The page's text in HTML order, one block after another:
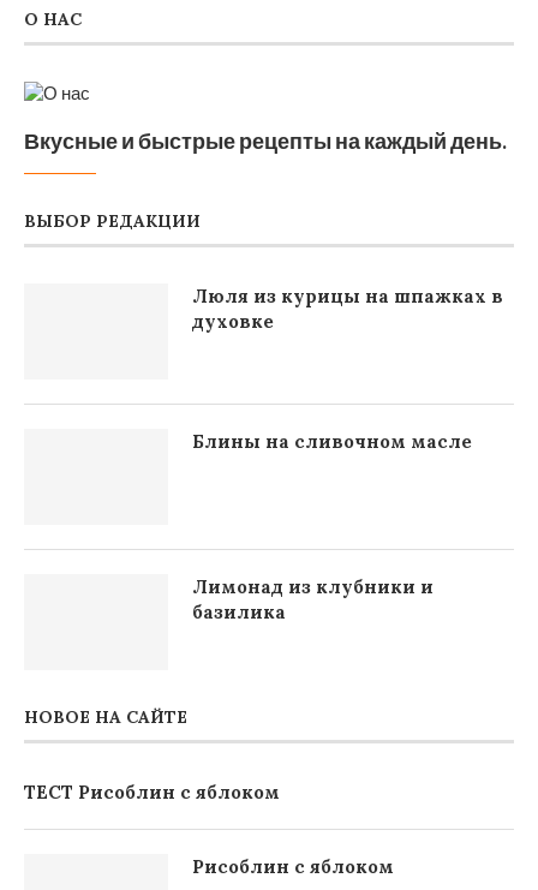
О НАС
Вкусные и быстрые рецепты на каждый день.
ВЫБОР РЕДАКЦИИ
Люля из курицы на шпажках в
духовке
Блины на сливочном масле
Лимонад из клубники и
базилика
НОВОЕ НА САЙТЕ
ТЕСТ Рисоблин с яблоком
Рисоблин с яблоком